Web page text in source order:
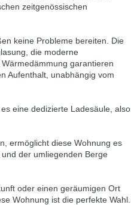
zeitgenössischen
keine Probleme bereiten. Die
die moderne
garantieren
Aufenthalt, unabhängig vom
eine dedizierte Ladesäule, also
ermöglicht diese Wohnung es
der umliegenden Berge
oder einen geräumigen Ort
Wohnung ist die perfekte Wahl.